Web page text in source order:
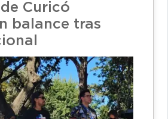
Curicó
balance tras